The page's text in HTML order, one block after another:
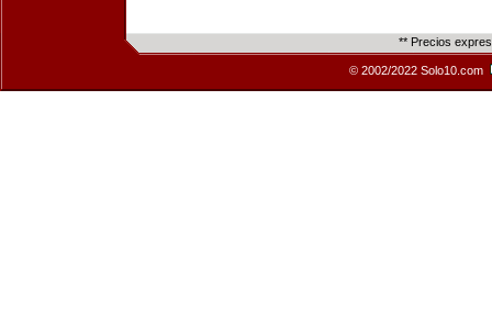
** Precios
© 2002/2022 Solo10.com